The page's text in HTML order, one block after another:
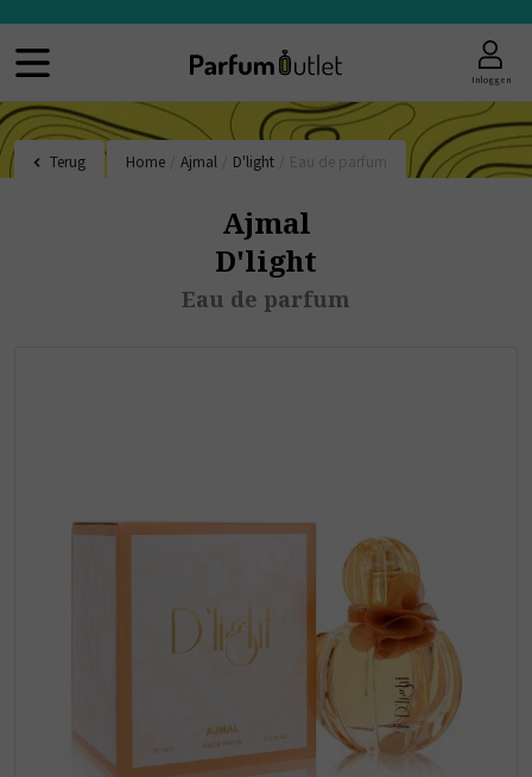
Inloggen
Terug Home Ajmal D'light
Ajmal
D'light
Eau de parfum